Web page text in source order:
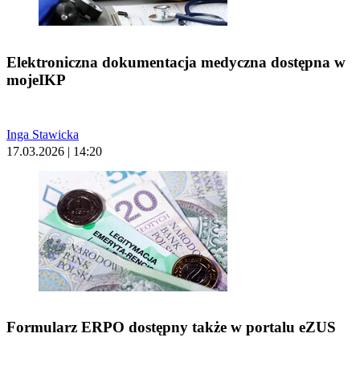
Elektroniczna dokumentacja medyczna dostępna w
mojeIKP
Inga Stawicka
17.03.2026 | 14:20
Formularz ERPO dostępny także w portalu eZUS